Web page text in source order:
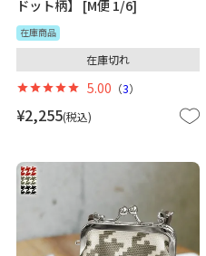
ドット柄】 [M便 1/6]
在庫商品
¥2,255 税込
在庫切れ
5.00 （3）